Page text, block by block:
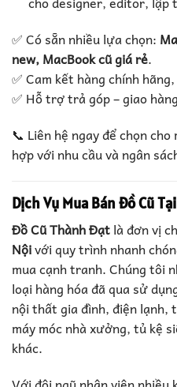
✅ Có sẵn nhiều lựa chọn:
new, MacBook cũ giá rẻ.
✅ Cam kết hàng chính
✅ Hỗ trợ trả góp – giao
📞 Liên hệ ngay để chọn
hợp với nhu cầu và ngân
Dịch Vụ Mua Bán Đồ Cũ
Đồ Cũ Thành Đạtlà đơn vị
Nộivới quy trình nhanh
mua cạnh tranh. Chúng tôi
loại hàng hóa đã qua sử
nội thất gia đình, điện lạnh,
máy móc nhà xưởng, tủ kệ
khác.